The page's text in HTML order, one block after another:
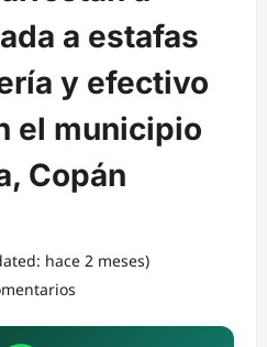
a estafas
y efectivo
el municipio
Copán
hace 2 meses)